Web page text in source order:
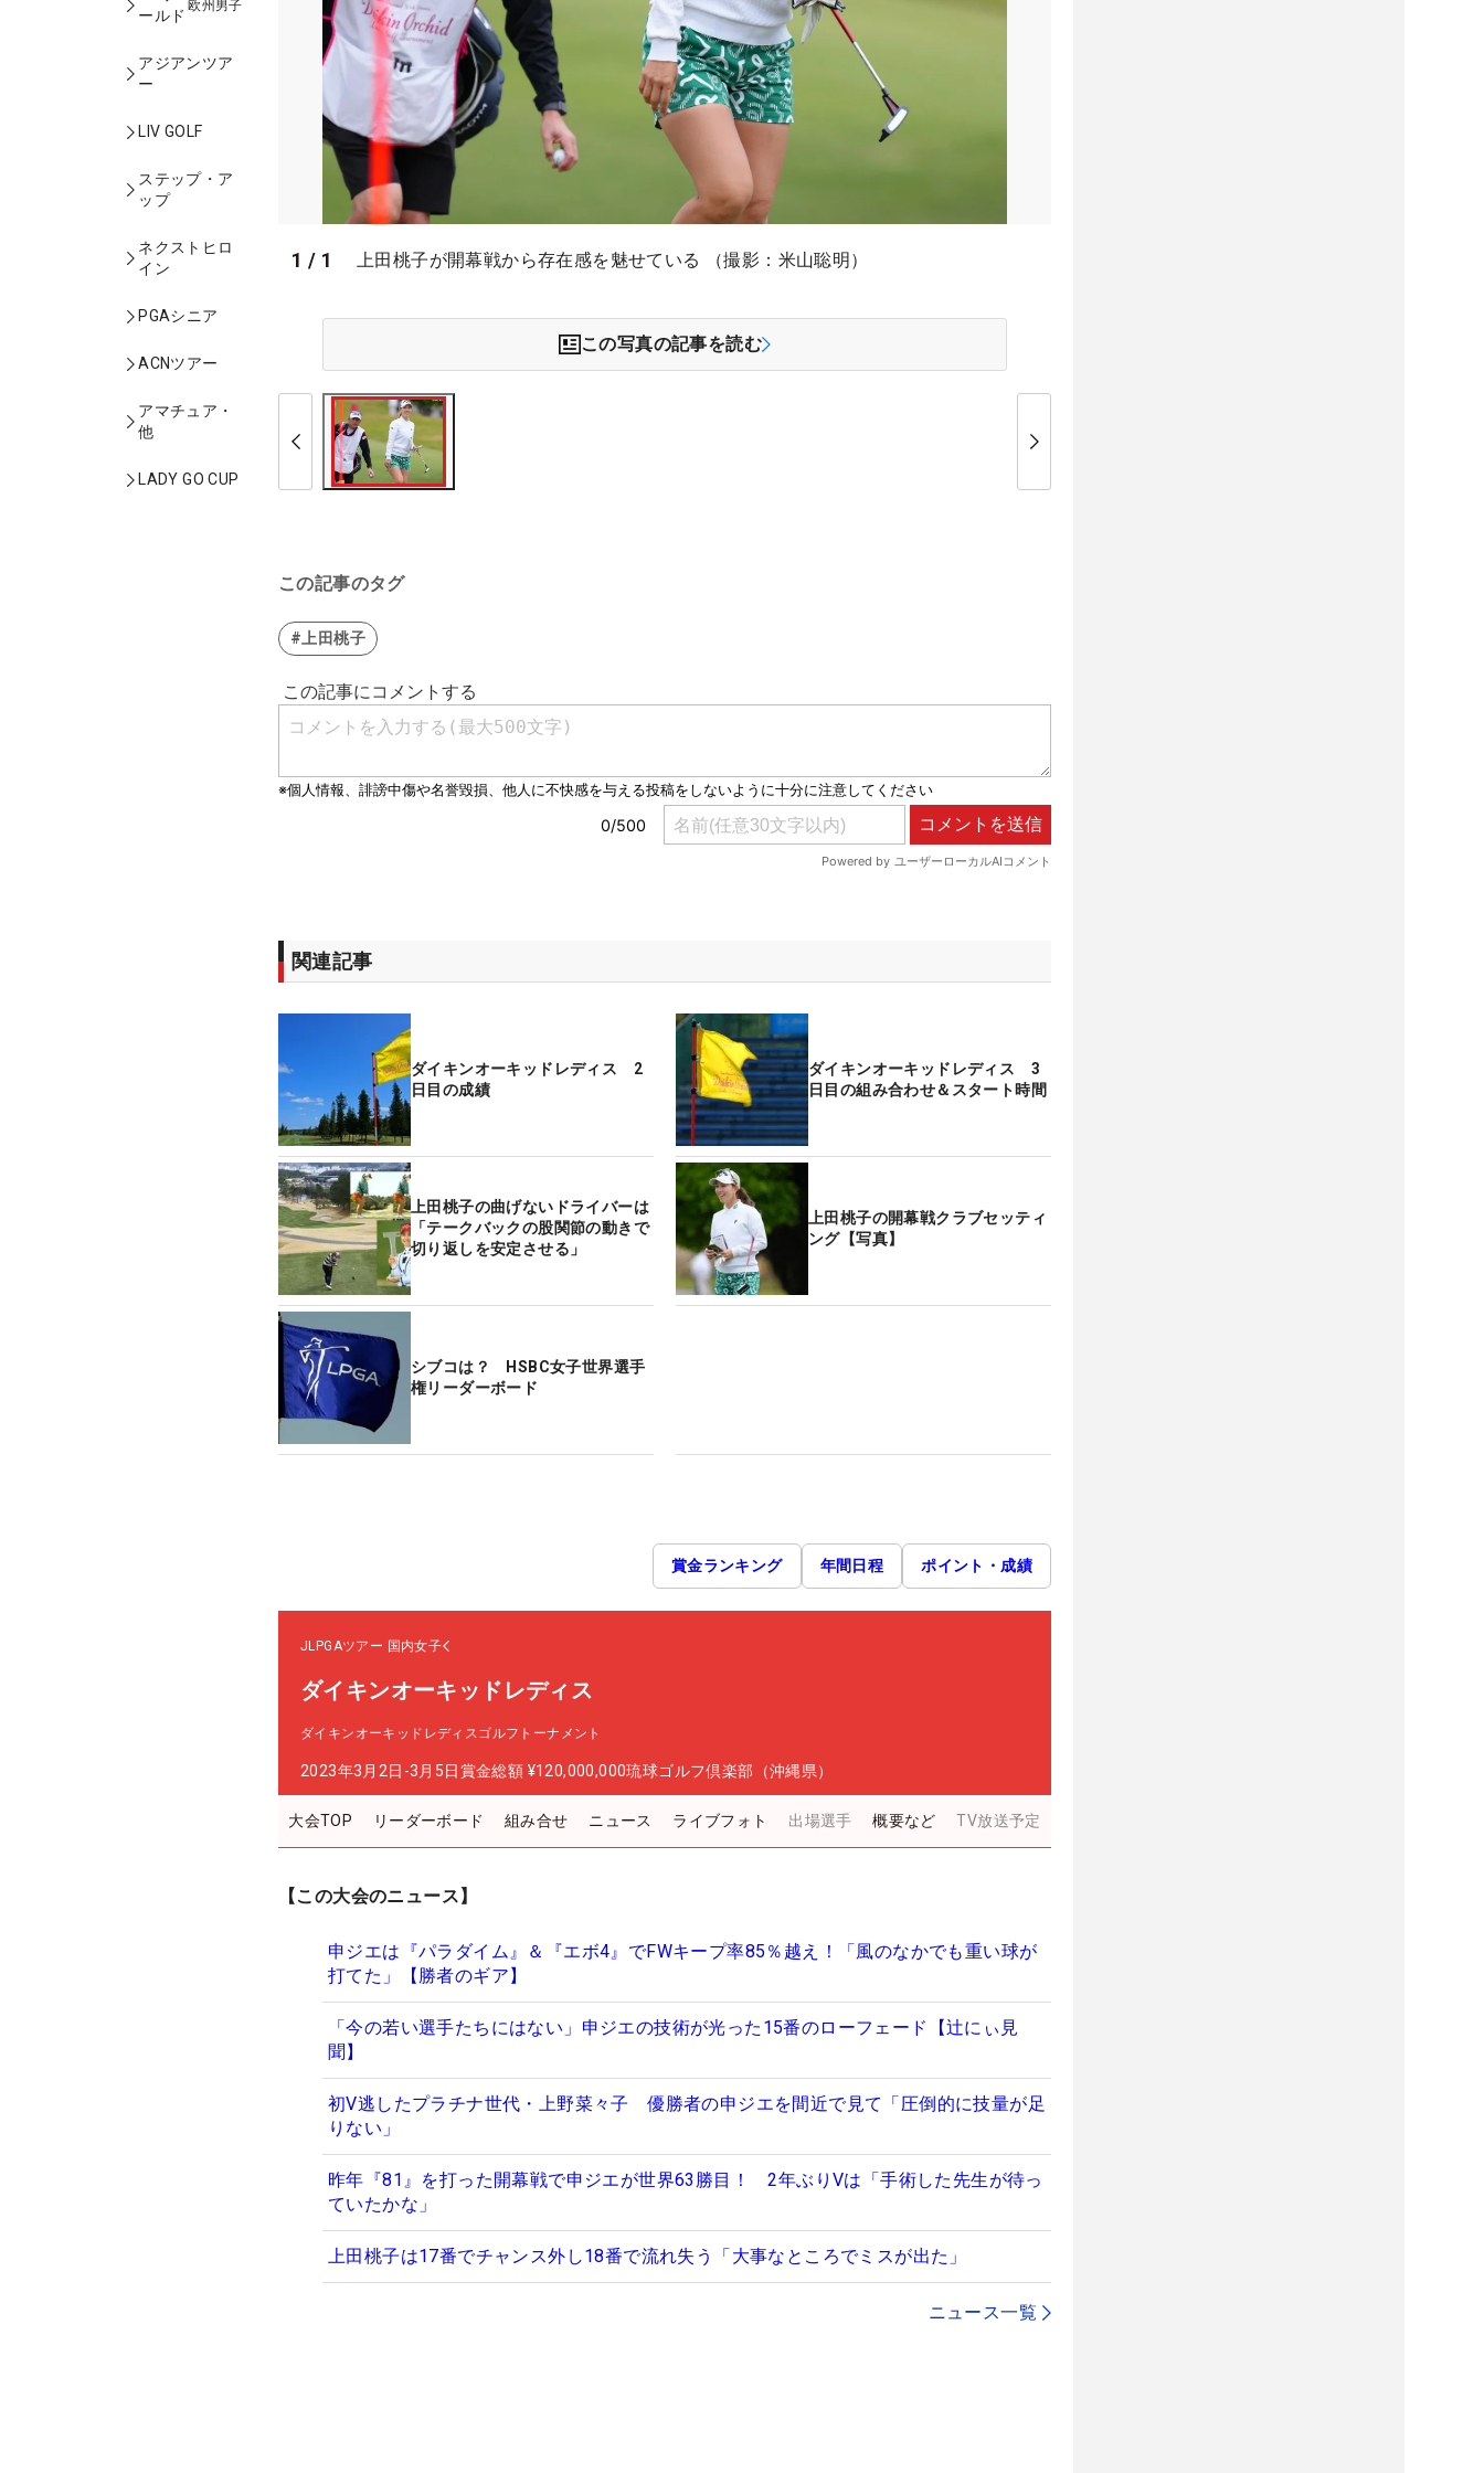
ールド
欧州男子
アジアンツア
ー
LIV GOLF
ステップ・ア
ップ
ネクストヒロ
イン
PGAシニア
ACNツアー
アマチュア・
他
LADY GO CUP
1 / 1 上田桃子が開幕戦から存在感を魅せている （撮影：米山聡明）
この写真の記事を読む
この記事のタグ
#上田桃子
関連記事
ダイキンオーキッドレディス 2
日目の成績
ダイキンオーキッドレディス 3
日目の組み合わせ＆スタート時間
上田桃子の曲げないドライバーは
「テークバックの股関節の動きで
切り返しを安定させる」
上田桃子の開幕戦クラブセッティ
ング【写真】
シブコは？ HSBC女子世界選手
権リーダーボード
賞金ランキング 年間日程 ポイント・成績
JLPGAツアー 国内女子
ダイキンオーキッドレディス
ダイキンオーキッドレディスゴルフトーナメント
2023年3月2日-3月5日賞金総額 ¥120,000,000琉球ゴルフ倶楽部（沖縄県）
大会TOP リーダーボード 組み合せ ニュース ライブフォト 出場選手 概要など TV放送予定
【この大会のニュース】
申ジエは『パラダイム』＆『エボ4』でFWキープ率85％越え！「風のなかでも重い球が
打てた」【勝者のギア】
「今の若い選手たちにはない」申ジエの技術が光った15番のローフェード【辻にぃ見
聞】
初V逃したプラチナ世代・上野菜々子 優勝者の申ジエを間近で見て「圧倒的に技量が足
りない」
昨年『81』を打った開幕戦で申ジエが世界63勝目！ 2年ぶりVは「手術した先生が待っ
ていたかな」
上田桃子は17番でチャンス外し18番で流れ失う「大事なところでミスが出た」
ニュース一覧